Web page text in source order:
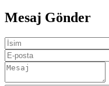
Mesaj Gönder